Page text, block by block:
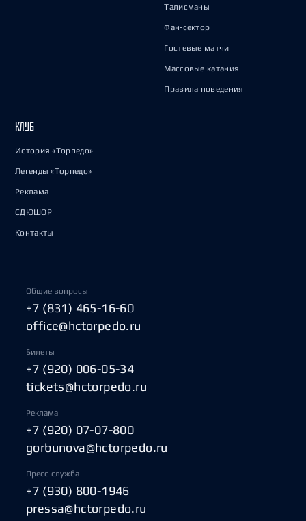
Талисманы
Фан-сектор
Гостевые матчи
Массовые катания
Правила поведения
КЛУБ
История «Торпедо»
Легенды «Торпедо»
Реклама
СДЮШОР
Контакты
Общие вопросы
+7 (831) 465-16-60
office@hctorpedo.ru
Билеты
+7 (920) 006-05-34
tickets@hctorpedo.ru
Реклама
+7 (920) 07-07-800
gorbunova@hctorpedo.ru
Пресс-служба
+7 (930) 800-1946
pressa@hctorpedo.ru